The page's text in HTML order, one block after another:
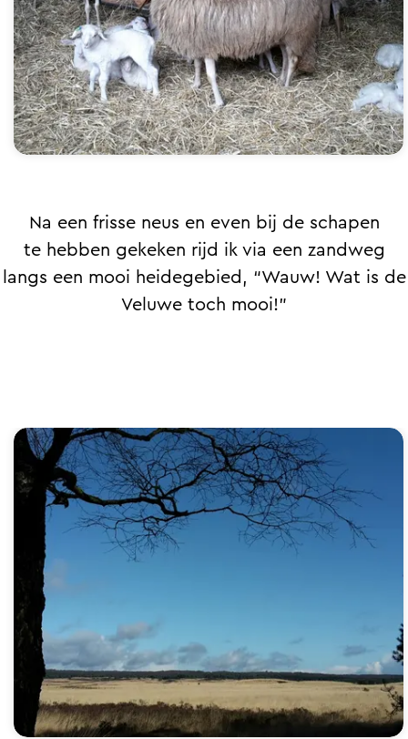
Na een frisse neus en even bij de schapen
te hebben gekeken rijd ik via een zandweg
langs een mooi heidegebied, “Wauw! Wat is de
Veluwe toch mooi!”